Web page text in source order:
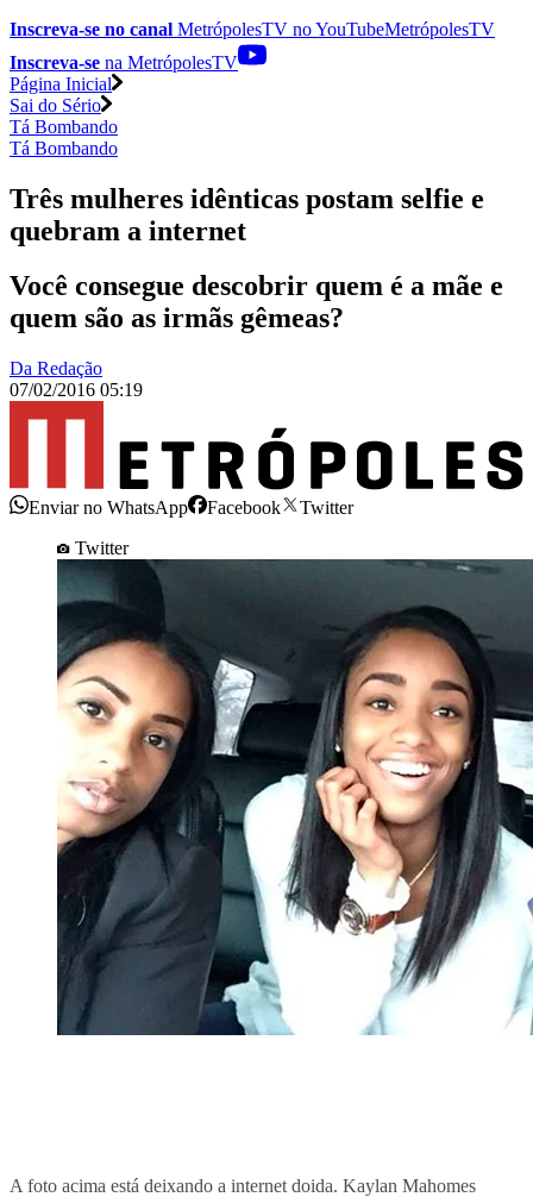
Inscreva-se no canal MetrópolesTV noYouTubeMetrópolesTV
Inscreva-se na MetrópolesTV
Página Inicial
Sai do Sério
Tá Bombando
Tá Bombando
Três mulheres idênticas postam selfie e
quebram a internet
Você consegue descobrir quem é a mãe e
quem são as irmãs gêmeas?
Da Redação
07/02/2016 05:19
Enviar no WhatsApp Facebook
Twitter
Twitter
A foto acima está deixando a internet doida. Kaylan Mahomes